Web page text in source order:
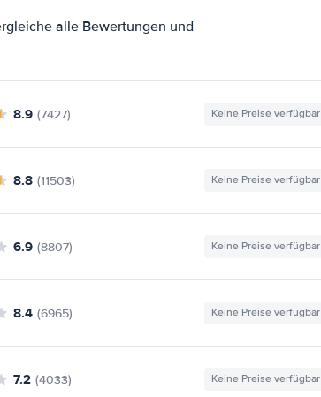
alle Bewertungen und
8.9 (7427) Keine Preise verfügbar
8.8 (11503) Keine Preise verfügbar
6.9 (8807) Keine Preise verfügbar
8.4 (6965) Keine Preise verfügbar
7.2 (4033) Keine Preise verfügbar